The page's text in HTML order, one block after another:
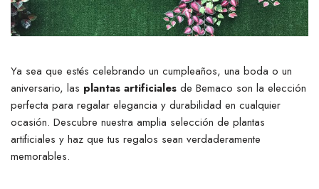
Ya sea que estés celebrando un cumpleaños, una boda o un
aniversario, las plantas artificiales de Bemaco son la elección
perfecta para regalar elegancia y durabilidad en cualquier
ocasión. Descubre nuestra amplia selección de plantas
artificiales y haz que tus regalos sean verdaderamente
memorables.